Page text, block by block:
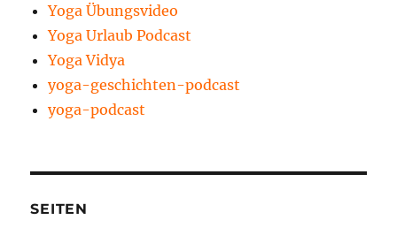
Yoga Übungsvideo
Yoga Urlaub Podcast
Yoga Vidya
yoga-geschichten-podcast
yoga-podcast
SEITEN